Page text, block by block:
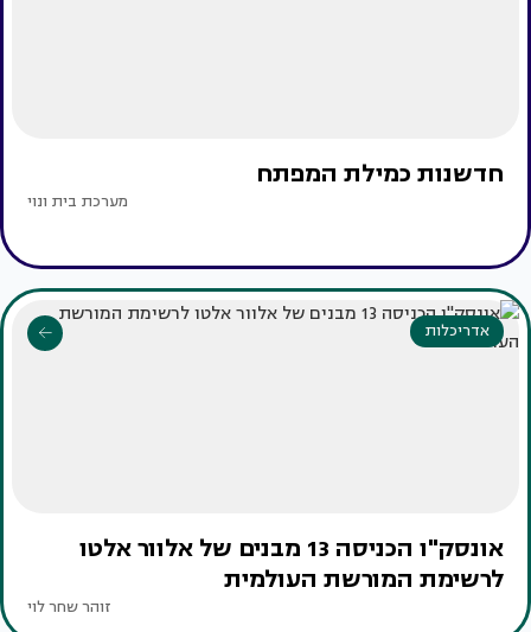
חדשנות כמילת המפתח
מערכת בית ונוי
אדריכלות
אונסק"ו הכניסה 13 מבנים של אלוור אלטו
לרשימת המורשת העולמית
זוהר שחר לוי